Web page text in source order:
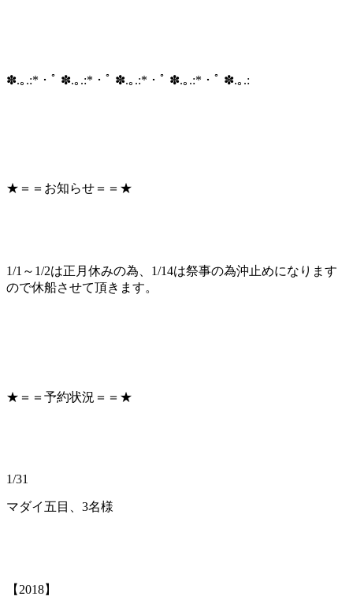
✽.｡.:*・ﾟ ✽.｡.:*・ﾟ ✽.｡.:*・ﾟ ✽.｡.:*・ﾟ ✽.｡.:
★＝＝お知らせ＝＝★
1/1～1/2は正月休みの為、1/14は祭事の為沖止めになります
ので休船させて頂きます。
★＝＝予約状況＝＝★
1/31
マダイ五目、3名様
【2018】